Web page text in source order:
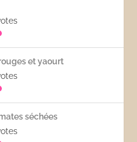
et yaourt
séchées